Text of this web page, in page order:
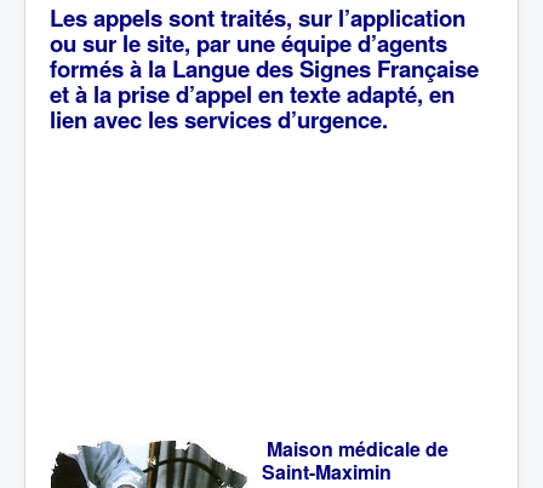
Les appels sont traités, sur l’application
ou sur le site, par une équipe d’agents
formés à la Langue des Signes Française
et à la prise d’appel en texte adapté, en
lien avec les services d’urgence.
Maison médicale de
Saint-Maximin